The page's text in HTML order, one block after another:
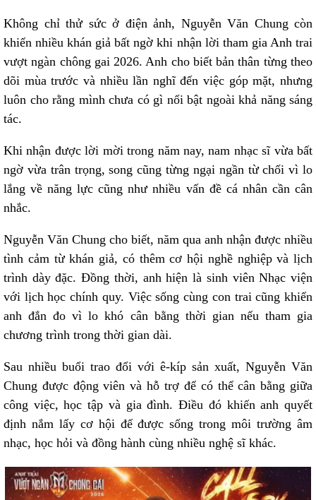
Không chỉ thử sức ở điện ảnh, Nguyễn Văn Chung còn
khiến nhiều khán giả bất ngờ khi nhận lời tham gia Anh trai
vượt ngàn chông gai 2026. Anh cho biết bản thân từng theo
dõi mùa trước và nhiều lần nghĩ đến việc góp mặt, nhưng
luôn cho rằng mình chưa có gì nổi bật ngoài khả năng sáng
tác.
Khi nhận được lời mời trong năm nay, nam nhạc sĩ vừa bất
ngờ vừa trân trọng, song cũng từng ngại ngần từ chối vì lo
lắng về năng lực cũng như nhiều vấn đề cá nhân cần cân
nhắc.
Nguyễn Văn Chung cho biết, năm qua anh nhận được nhiều
tình cảm từ khán giả, có thêm cơ hội nghề nghiệp và lịch
trình dày đặc. Đồng thời, anh hiện là sinh viên Nhạc viện
với lịch học chính quy. Việc sống cùng con trai cũng khiến
anh đắn đo vì lo khó cân bằng thời gian nếu tham gia
chương trình trong thời gian dài.
Sau nhiều buổi trao đổi với ê-kíp sản xuất, Nguyễn Văn
Chung được động viên và hỗ trợ để có thể cân bằng giữa
công việc, học tập và gia đình. Điều đó khiến anh quyết
định nắm lấy cơ hội để được sống trong môi trường âm
nhạc, học hỏi và đồng hành cùng nhiều nghệ sĩ khác.